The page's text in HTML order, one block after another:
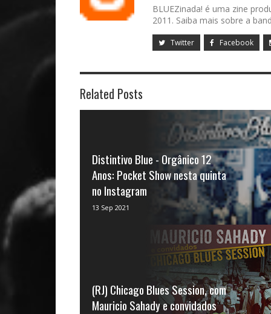
BLUEZinada! é uma zine
2011. Saiba mais sobre a
Twitter Facebook
Related Posts
Distintivo Blue - Orgânico 12
Anos: Pocket Show nesta quinta
no Instagram
Os Joes seguem comemorando os 12 anos
da Distintivo Blue. Nesta semana, nosso
13 Sep 2021
(RJ) Chicago Blues Session, com
Mauricio Sahady e convidados